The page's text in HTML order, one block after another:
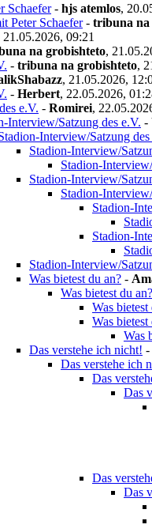
Schaefer- hjs atemlos,
Peter Schaefer- tribuna na
21.05.2026, 09:21
na grobishteto,
- tribuna na grobishteto,
, 21.05.2026,
- Herbert, 22.05.2026,
e.V. - Romirei,
Interview/Satzung des e.V. -
Interview/Satzung des
Stadion-Interview/
Stadion-
Stadion-Interview/
Stadion-
Stadion-
Stadion-
Stadion-Interview/
Was bietest du an? -
Was bietest du an?
Was bietest
Was bietest
Was
Das verstehe ich nicht! -
Das verstehe ich
Das
Das
Das
Das